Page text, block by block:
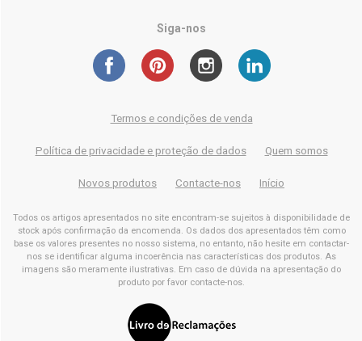
Siga-nos
Termos e condições de venda
Política de privacidade e proteção de dados Quem somos
Novos produtos Contacte-nos Início
Todos os artigos apresentados no site encontram-se sujeitos à disponibilidade de
stock após confirmação da encomenda. Os dados dos apresentados têm como
base os valores presentes no nosso sistema, no entanto, não hesite em contactar-
nos se identificar alguma incoerência nas características dos produtos. As
imagens são meramente ilustrativas. Em caso de dúvida na apresentação do
produto por favor contacte-nos.